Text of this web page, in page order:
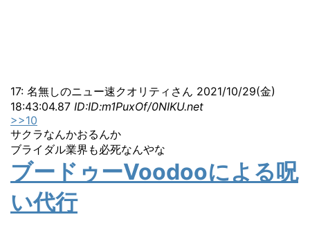
17: 名無しのニュー速クオリティさん 2021/10/29(金)
18:43:04.87 ID:ID:m1PuxOf/0NIKU.net
>>10
サクラなんかおるんか
ブライダル業界も必死なんやな
ブードゥーVoodooによる呪
い代行